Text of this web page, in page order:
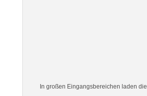
In großen Eingangsbereichen laden